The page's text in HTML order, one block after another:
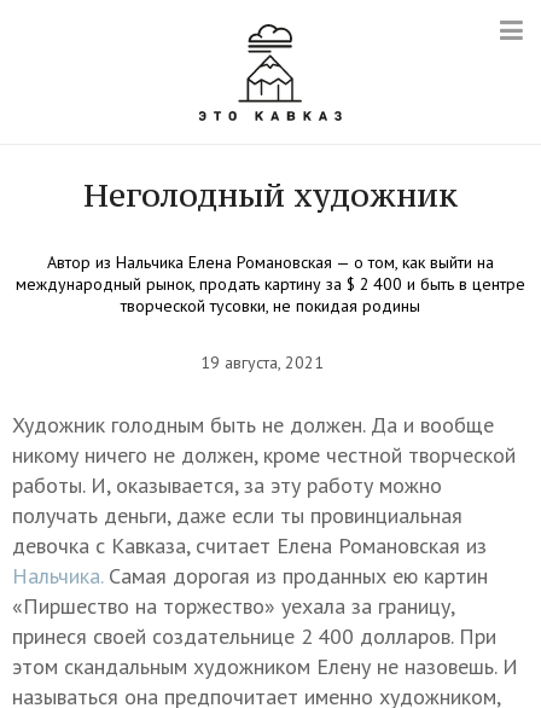
Неголодный художник
Автор из Нальчика Елена Романовская — о том, как выйти на
международный рынок, продать картину за $ 2 400 и быть в центре
творческой тусовки, не покидая родины
19 августа, 2021
Художник голодным быть не должен. Да и вообще
никому ничего не должен, кроме честной творческой
работы. И, оказывается, за эту работу можно
получать деньги, даже если ты провинциальная
девочка с Кавказа, считает Елена Романовская из
Нальчика.Самая дорогая из проданных ею картин
«Пиршество на торжество» уехала за границу,
принеся своей создательнице 2 400 долларов. При
этом скандальным художником Елену не назовешь. И
называться она предпочитает именно художником,